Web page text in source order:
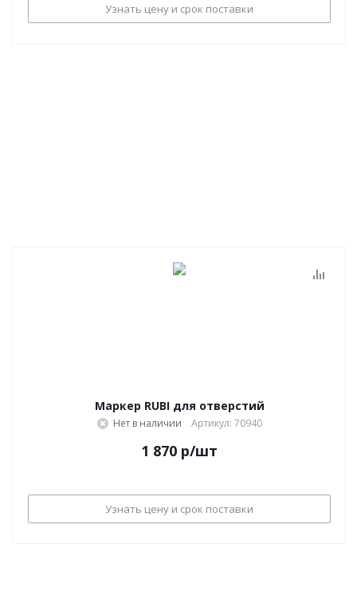
Узнать цену и срок поставки
Маркер RUBI для отверстий
Нет в наличии Артикул: 70940
1 870 р/шт
Узнать цену и срок поставки